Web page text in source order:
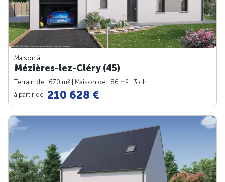
Maison à
Mézières-lez-Cléry (45)
Terrain de : 670 m2 | Maison de : 86 m2
| 3 ch.
à partir de 210 628 €